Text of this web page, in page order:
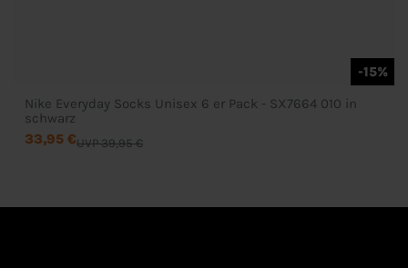
-15%
Nike Everyday Socks Unisex 6 er Pack - SX7664 010 in
schwarz
UVP 39,95 €
33,95 €